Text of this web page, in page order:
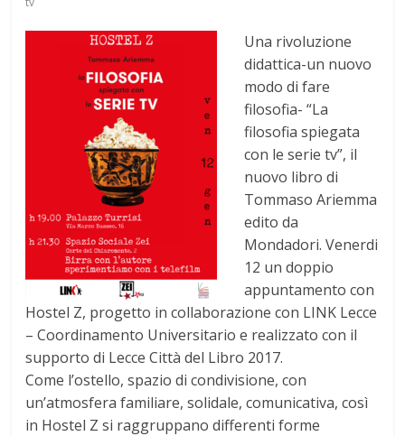
Una rivoluzione
didattica-un nuovo
modo di fare
filosofia- “La
filosofia spiegata
con le serie tv”, il
nuovo libro di
Tommaso Ariemma
edito da
Mondadori. Venerdi
12 un doppio
appuntamento con
Hostel Z, progetto in collaborazione con LINK Lecce
– Coordinamento Universitario e realizzato con il
supporto di Lecce Città del Libro 2017.
Come l’ostello, spazio di condivisione, con
un’atmosfera familiare, solidale, comunicativa, così
in Hostel Z si raggruppano differenti forme